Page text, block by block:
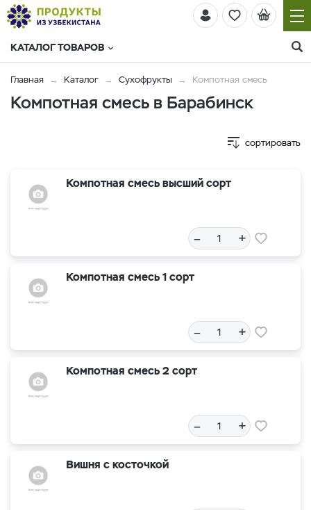
КАТАЛОГ ТОВАРОВ
Главная Каталог Сухофрукты Компотная смесь
Компотная смесь в Барабинск
сортировать
Компотная смесь высший сорт
– +
Компотная смесь 1 сорт
– +
Компотная смесь 2 сорт
– +
Вишня с косточкой